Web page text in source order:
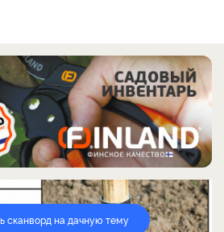
сканворд на дачную тему